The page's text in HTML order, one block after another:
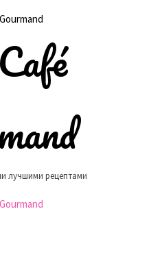
лучшими рецептами